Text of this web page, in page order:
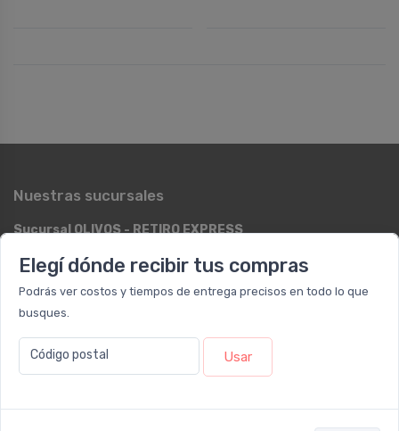
Elegí dónde recibir tus compras
Podrás ver costos y tiempos de entrega precisos en todo lo que
busques.
Código postal Usar
Nuestras sucursales
Sucursal OLIVOS - RETIRO EXPRESS
Lun - Vie 09:00 a 12:00 y de 12:30 a 17:00 / Sáb: 09:00 a 14:00
Larrea 1249
Lun - Vie: 09:00 a 20:00hs / Sáb: 09:00 a 14:00hs
Categorías